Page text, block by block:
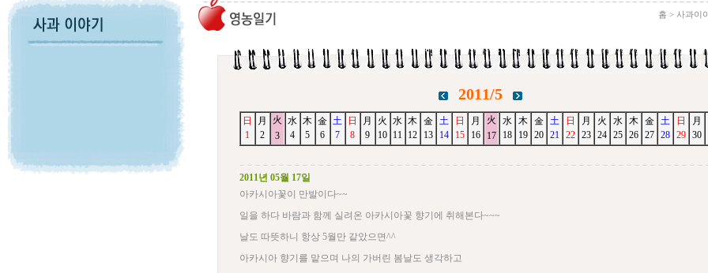
홈 > 사과이
2011/5
日
1
月
2
火
3
水
4
木
5
金
6
土
7
日
8
月
9
火
10
水
11
木
12
金
13
土
14
日
15
月
16
火
17
水
18
木
19
金
20
土
21
日
22
月
23
火
24
水
25
木
26
金
27
土
28
日
29
月
30
2011년 05월 17일
아카시아꽃이 만발이다~~
일을 하다 바람과 함께 실려온 아카시아꽃 향기에 취해본다~~~
날도 따뜻하니 항상 5월만 같았으면^^
아카시아 향기를 맡으며 나의 가버린 봄날도 생각하고